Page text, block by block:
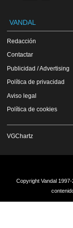
VANDAL
Redacción
Contactar
Publicidad / Advertising
Política de privacidad
Aviso legal
Política de cookies
VGChartz
Copyright Vandal